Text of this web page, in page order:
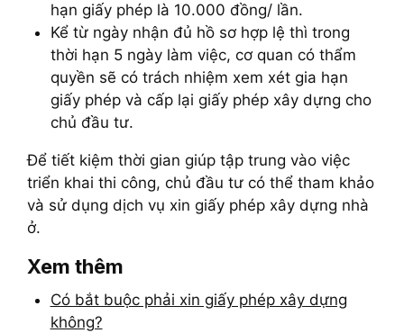
hạn giấy phép là 10.000 đồng/ lần.
Kể từ ngày nhận đủ hồ sơ hợp lệ thì trong
thời hạn 5 ngày làm việc, cơ quan có thẩm
quyền sẽ có trách nhiệm xem xét gia hạn
giấy phép và cấp lại giấy phép xây dựng cho
chủ đầu tư.
Để tiết kiệm thời gian giúp tập trung vào việc
triển khai thi công, chủ đầu tư có thể tham khảo
và sử dụng dịch vụ xin giấy phép xây dựng nhà
ở.
Xem thêm
Có bắt buộc phải xin giấy phép xây dựng
không?